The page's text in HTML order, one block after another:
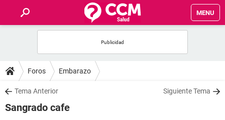
MENU
FOROS
SALUD
FAMILIA
Foros Embarazo
Tema Anterior Siguiente Tema
Sangrado cafe